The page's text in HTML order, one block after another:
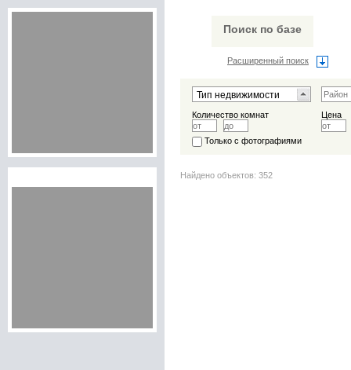
Поиск по базе
Расширенный поиск
Количество комнат Цена
Только с фотографиями
Найдено объектов: 352